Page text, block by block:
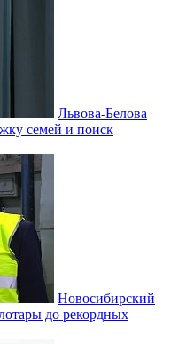
Львова-Белова
семей и поиск
Новосибирский
до рекордных